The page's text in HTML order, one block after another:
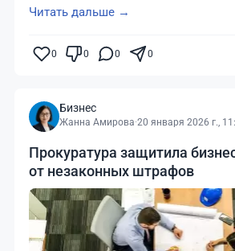
Читать дальше →
0 0 0 0
Бизнес
Жанна Амирова·20 января 2026 г.,
Прокуратура защитила
от незаконных штрафов